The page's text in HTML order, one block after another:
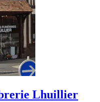
Lhuillier